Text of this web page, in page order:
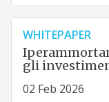
WHITEPAPER
gli
02 Feb 2026